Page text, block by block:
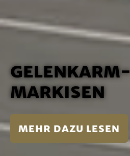
Gelenkarm-
Markisen
mehr dazu lesen